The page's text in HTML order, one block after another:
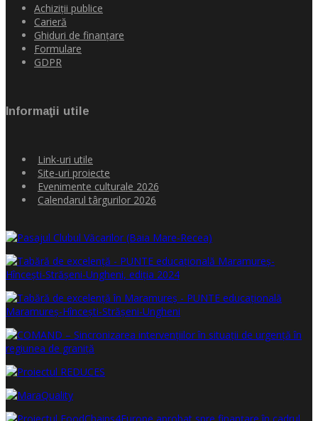
Achiziţii publice
Carieră
Ghiduri de finanţare
Formulare
GDPR
Informaţii utile
Link-uri utile
Site-uri proiecte
Evenimente culturale 2026
Calendarul târgurilor 2026